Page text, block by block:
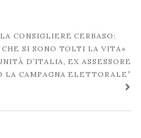
CONSIGLIERE CERBASO:
SI SONO TOLTI LA VITA»
D’ITALIA, EX ASSESSORE
LA CAMPAGNA ELETTORALE”